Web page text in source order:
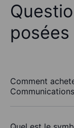
posées
Comment